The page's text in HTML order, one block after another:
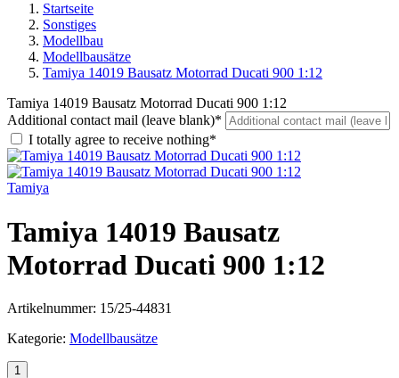
Startseite
Sonstiges
Modellbau
Modellbausätze
Tamiya 14019 Bausatz Motorrad Ducati 900 1:12
Tamiya 14019 Bausatz Motorrad Ducati 900 1:12
Additional contact mail (leave blank)*
I totally agree to receive nothing*
Tamiya
Tamiya 14019 Bausatz
Motorrad Ducati 900 1:12
Artikelnummer: 15/25-44831
Kategorie: Modellbausätze